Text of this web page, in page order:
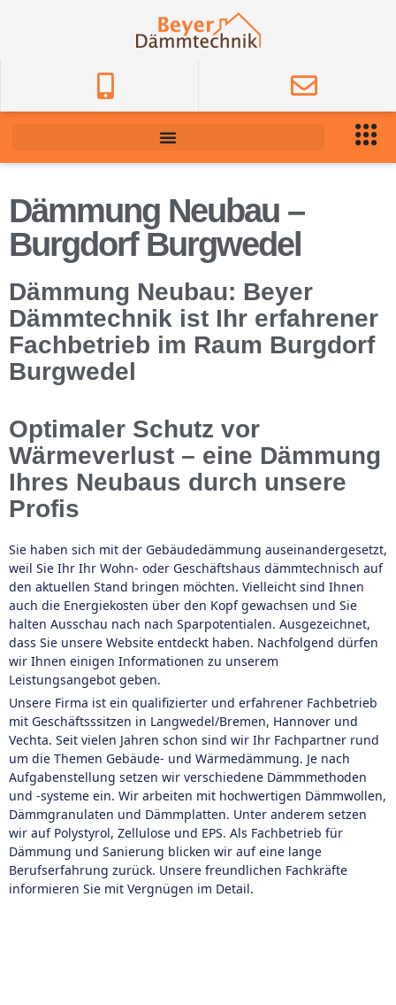
Dämmung Neubau –
Burgdorf Burgwedel
Dämmung Neubau: Beyer
Dämmtechnik ist Ihr erfahrener
Fachbetrieb im Raum Burgdorf
Burgwedel
Optimaler Schutz vor
Wärmeverlust – eine Dämmung
Ihres Neubaus durch unsere
Profis
Sie haben sich mit der Gebäudedämmung auseinandergesetzt,
weil Sie Ihr Ihr Wohn- oder Geschäftshaus dämmtechnisch auf
den aktuellen Stand bringen möchten. Vielleicht sind Ihnen
auch die Energiekosten über den Kopf gewachsen und Sie
halten Ausschau nach nach Sparpotentialen. Ausgezeichnet,
dass Sie unsere Website entdeckt haben. Nachfolgend dürfen
wir Ihnen einigen Informationen zu unserem
Leistungsangebot geben.
Unsere Firma ist ein qualifizierter und erfahrener Fachbetrieb
mit Geschäftsssitzen in Langwedel/Bremen, Hannover und
Vechta. Seit vielen Jahren schon sind wir Ihr Fachpartner rund
um die Themen Gebäude- und Wärmedämmung. Je nach
Aufgabenstellung setzen wir verschiedene Dämmmethoden
und -systeme ein. Wir arbeiten mit hochwertigen Dämmwollen,
Dämmgranulaten und Dämmplatten. Unter anderem setzen
wir auf Polystyrol, Zellulose und EPS. Als Fachbetrieb für
Dämmung und Sanierung blicken wir auf eine lange
Berufserfahrung zurück. Unsere freundlichen Fachkräfte
informieren Sie mit Vergnügen im Detail.